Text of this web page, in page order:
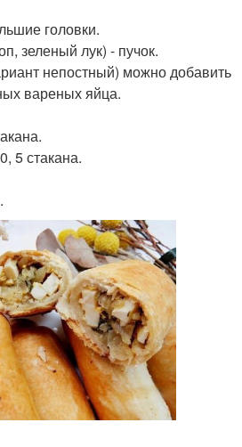
головки.
зеленый лук) - пучок.
непостный) можно добавить
вареных яйца.
5 стакана.